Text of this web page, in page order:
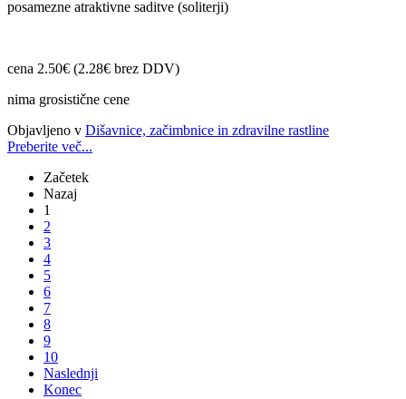
posamezne atraktivne saditve (soliterji)
cena 2.50€ (2.28€ brez DDV)
nima grosistične cene
Objavljeno v Dišavnice, začimbnice in zdravilne rastline
Preberite več...
Začetek
Nazaj
1
2
3
4
5
6
7
8
9
10
Naslednji
Konec